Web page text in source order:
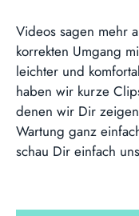
Videos sagen mehr
korrekten Umgang
leichter und
haben wir kurze
denen wir Dir
Wartung ganz
schau Dir einfach